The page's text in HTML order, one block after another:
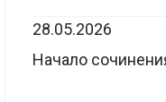
28.05.2026
Начало